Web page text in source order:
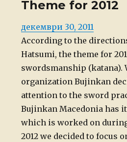
Theme for 2012
Posted
on
декември 30, 2011
According to the
Hatsumi, the theme for
swordsmanship (katana).
organization Bujinkan
attention to the sword
Bujinkan Macedonia has
which is worked on
2012 we decided to focus